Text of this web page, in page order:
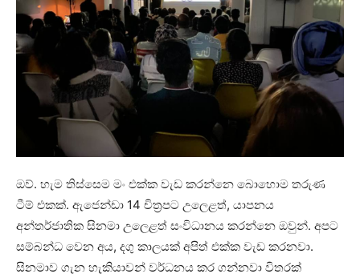
ඔව්. හැම තිස්සෙම මං එක්ක වැඩ කරන්නෙ බොහොම තරුණ
ටීම් එකක්. ඇජෙන්ඩා 14 චිත්‍රපට උලෙළත්, යාපනය
අන්තර්ජාතික සිනමා උලෙළත් සංවිධානය කරන්නෙ ඔවුන්. අපට
සම්බන්ධ වෙන අය, දගු කාලයක් අපිත් එක්ක වැඩ කරනවා.
සිනමාව ගැන හැකියාවන් වර්ධනය කර ගන්නවා විතරක්